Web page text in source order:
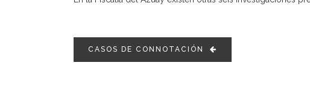
CASOS DE CONNOTACIÓN